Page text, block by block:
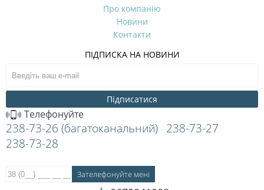
Про компанію
Новини
Контакти
ПІДПИСКА НА НОВИНИ
Підписатися
Телефонуйте
238-73-26 (багатоканальний) 238-73-27
238-73-28